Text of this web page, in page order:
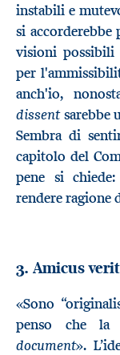
instabili e
si
visioni possibili
per
anch'io,
dissentsarebbe
Sembra di
capitolo del
pene si
rendere ragione
3. Amicus
«Sono
penso che la
document».